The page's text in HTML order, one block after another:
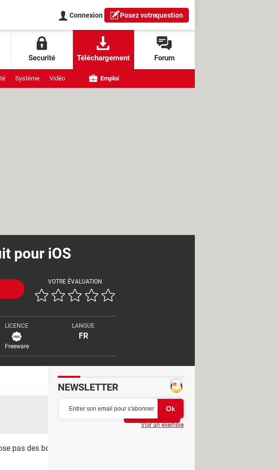
Connexion Posez votrequestion
Securité Téléchargement Forum
Système Vidéo Emploi
pour iOS
VOTRE ÉVALUATION
LICENCE
Freeware
LANGUE
FR
pas des bons outils. L'application
NEWSLETTER
Voir un exemple